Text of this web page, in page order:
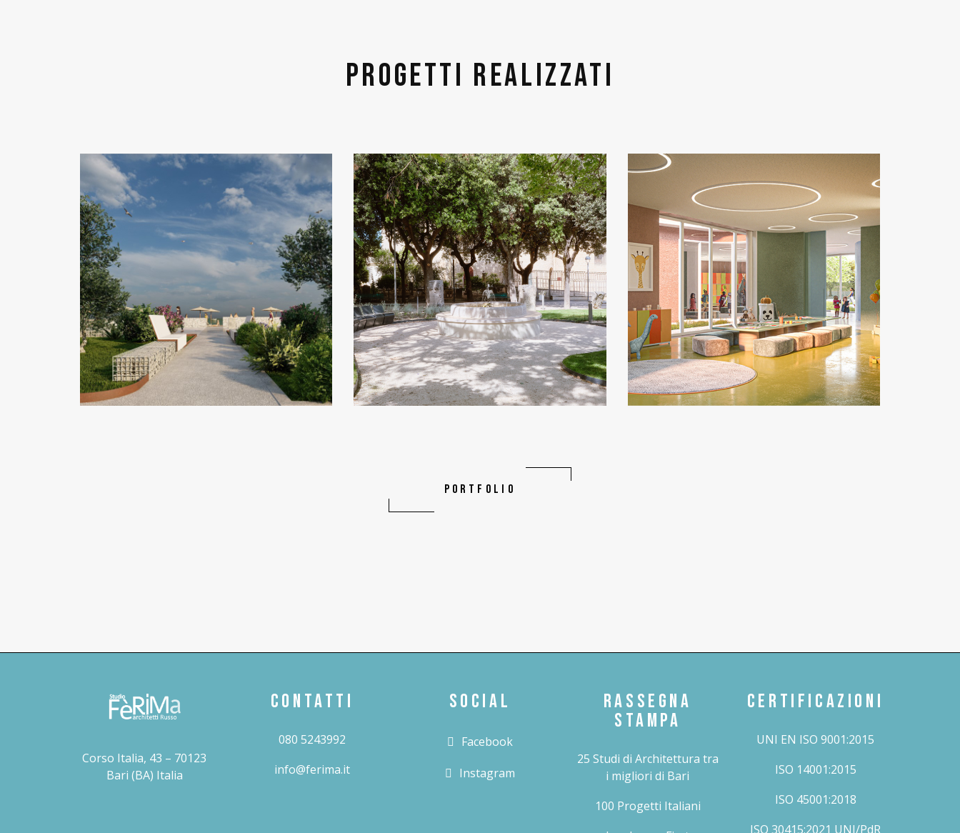
Progetti realizzati
PORTFOLIO
Corso Italia, 43 – 70123
Bari (BA) Italia
CONTATTI
080 5243992
info@ferima.it
SOCIAL
Facebook
Instagram
RASSEGNA
STAMPA
25 Studi di Architettura tra
i migliori di Bari
100 Progetti Italiani
CERTIFICAZIONI
UNI EN ISO 9001:2015
ISO 14001:2015
ISO 45001:2018
ISO 30415:2021 UNI/PdR